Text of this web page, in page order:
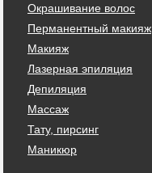
Окрашивание волос
Перманентный макияж
Макияж
Лазерная эпиляция
Депиляция
Массаж
Тату, пирсинг
Маникюр